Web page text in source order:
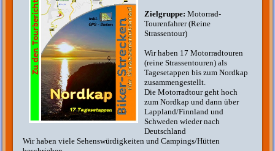
Zielgruppe:Motorrad-
Tourenfahrer (Reine
Strassentour)
Wir haben 17 Motorradtouren
(reine Strassentouren) als
Tagesetappen bis zum Nordkap
zusammengestellt.
Die Motorradtour geht hoch
zum Nordkap und dann über
Lappland/Finnland und
Schweden wieder nach
Deutschland
Wir haben viele Sehenswürdigkeiten und Campings/Hütten